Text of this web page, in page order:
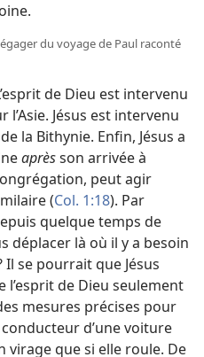
du voyage de Paul raconté
de Dieu est intervenu
Jésus est intervenu
la Bithynie. Enfin, Jésus a
aprèsson arrivée à
peut agir
(Col. 1:18). Par
quelque temps de
déplacer là où il y a besoin
se pourrait que Jésus
l’esprit de Dieu seulement
mesures précises pour
d’une voiture
que si elle roule. De